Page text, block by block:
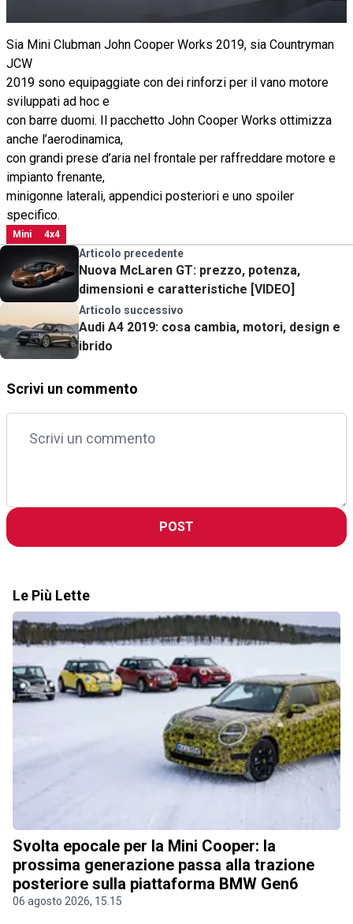
Sia Mini Clubman John Cooper Works 2019, sia Countryman
JCW
2019 sono equipaggiate con dei rinforzi per il vano motore
sviluppati ad hoc e
con barre duomi. Il pacchetto John Cooper Works ottimizza
anche l’aerodinamica,
con grandi prese d’aria nel frontale per raffreddare motore e
impianto frenante,
minigonne laterali, appendici posteriori e uno spoiler
specifico.
Mini 4x4
Articolo precedente
Nuova McLaren GT: prezzo, potenza,
dimensioni e caratteristiche [VIDEO]
Articolo successivo
Audi A4 2019: cosa cambia, motori, design e
ibrido
Scrivi un commento
POST
Le Più Lette
Svolta epocale per la Mini Cooper: la
prossima generazione passa alla trazione
posteriore sulla piattaforma BMW Gen6
06 agosto 2026, 15.15